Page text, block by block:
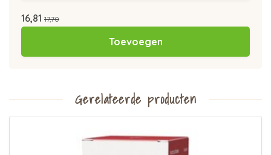
16,81 17,70
Toevoegen
Gerelateerde producten